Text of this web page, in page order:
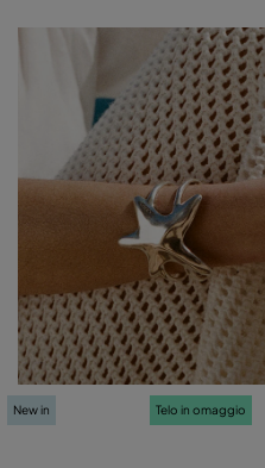
New in Telo in omaggio